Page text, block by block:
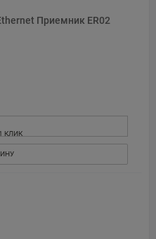
Приемник ER02
КЛИК